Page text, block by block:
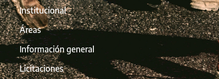
Institucional
Áreas
Información general
Licitaciones